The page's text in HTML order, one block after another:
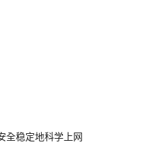
全稳定地科学上网